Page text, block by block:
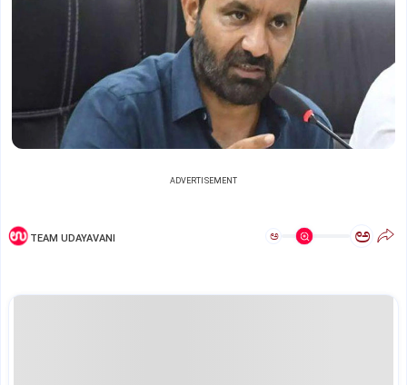
ADVERTISEMENT
TEAM UDAYAVANI ಅ ಅ